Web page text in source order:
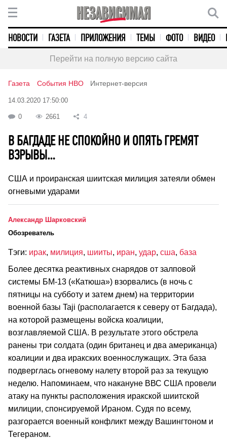
НОВОСТИ ГАЗЕТА ПРИЛОЖЕНИЯ ТЕМЫ ФОТО ВИДЕО
Перейти на полную версию сайта
Газета События НВО Интернет-версия
14.03.2020 17:50:00
0 2661 4
В БАГДАДЕ НЕ СПОКОЙНО И ОПЯТЬ ГРЕМЯТ
ВЗРЫВЫ…
США и проиранская шиитская милиция затеяли обмен
огневыми ударами
Александр Шарковский
Обозреватель
Тэги: ирак, милиция, шииты, иран, удар, сша, база
Более десятка реактивных снарядов от залповой
системы БМ-13 («Катюша») взорвались (в ночь с
пятницы на субботу и затем днем) на территории
военной базы Taji (располагается к северу от Багдада),
на которой размещены войска коалиции,
возглавляемой США. В результате этого обстрела
ранены три солдата (один британец и два американца)
коалиции и два иракских военнослужащих. Эта база
подверглась огневому налету второй раз за текущую
неделю. Напоминаем, что накануне ВВС США провели
атаку на пункты расположения иракской шиитской
милиции, спонсируемой Ираном. Судя по всему,
разгорается военный конфликт между Вашингтоном и
Тегераном.